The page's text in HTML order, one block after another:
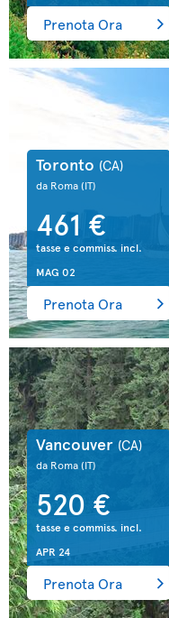
Prenota Ora
Toronto (CA)
da Roma(IT)
461 €
tasse e commiss. incl.
MAG 02
Prenota Ora
Vancouver (CA)
da Roma(IT)
520 €
tasse e commiss. incl.
APR 24
Prenota Ora